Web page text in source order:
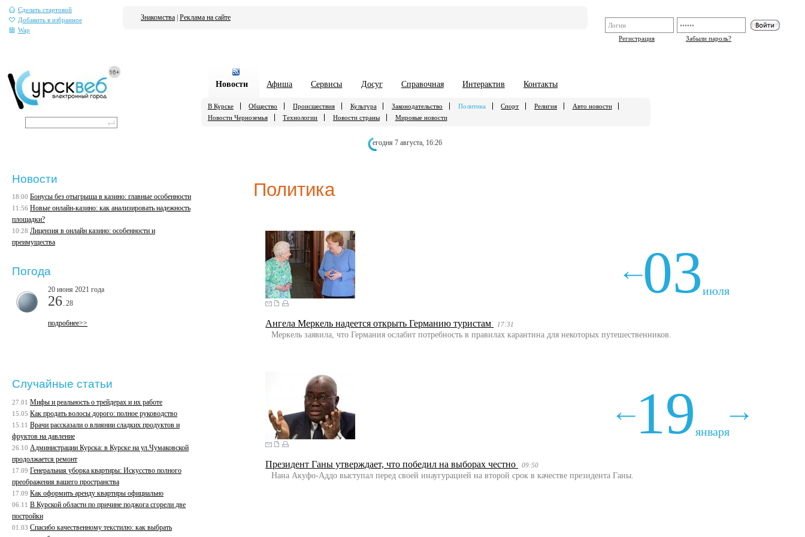
Сделать стартовой
Добавить в избранное
Wap
Регистрация
Забыли пароль?
Знакомства Реклама на сайте
Новости Афиша Сервисы Досуг Справочная Интерактив Контакты
В Курске Общество Происшествия Культура Законодательство Политика Спорт Религия
Авто новости
Новости Черноземья
Технологии Новости страны Мировые новости
егодня 7 августа, 16:26
Политика
июля
03
Ангела Меркель надеется открыть Германию туристам 17:31
Меркель заявила, что Германия ослабит потребность в правилах карантина для некоторых путешественников.
января
19
Президент Ганы утверждает, что победил на выборах честно 09:50
Нана Акуфо-Аддо выступал перед своей инаугурацией на второй срок в качестве президента Ганы.
Новости
18:00 Бонусы без отыгрыша в казино: главные особенности
11:56 Новые онлайн-казино: как анализировать надежность
площадки?
10:28 Лицензия в онлайн казино: особенности и
преимущества
Погода
20 июня 2021 года
26 ..28
подробнее>>
Случайные статьи
27.01 Мифы и реальность о трейдерах и их работе
15.05 Как продать волосы дорого: полное руководство
15.11 Врачи рассказали о влиянии сладких продуктов и
фруктов на давление
26.10 Администрации Курска: в Курске на ул.Чумаковской
продолжается ремонт
17.09 Генеральная уборка квартиры: Искусство полного
преображения вашего пространства
17.09 Как оформить аренду квартиры официально
06.11 В Курской области по причине поджога сгорели две
постройки
01.03 Спасибо качественному текстилю: как выбрать